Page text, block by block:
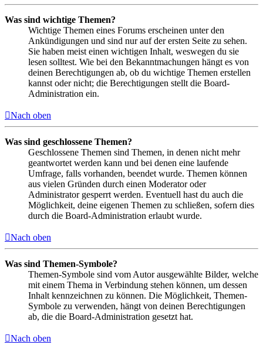
Was sind wichtige Themen?
Wichtige Themen eines Forums erscheinen unter den
Ankündigungen und sind nur auf der ersten Seite zu sehen.
Sie haben meist einen wichtigen Inhalt, weswegen du sie
lesen solltest. Wie bei den Bekanntmachungen hängt es von
deinen Berechtigungen ab, ob du wichtige Themen erstellen
kannst oder nicht; die Berechtigungen stellt die Board-
Administration ein.
Nach oben
Was sind geschlossene Themen?
Geschlossene Themen sind Themen, in denen nicht mehr
geantwortet werden kann und bei denen eine laufende
Umfrage, falls vorhanden, beendet wurde. Themen können
aus vielen Gründen durch einen Moderator oder
Administrator gesperrt werden. Eventuell hast du auch die
Möglichkeit, deine eigenen Themen zu schließen, sofern dies
durch die Board-Administration erlaubt wurde.
Nach oben
Was sind Themen-Symbole?
Themen-Symbole sind vom Autor ausgewählte Bilder, welche
mit einem Thema in Verbindung stehen können, um dessen
Inhalt kennzeichnen zu können. Die Möglichkeit, Themen-
Symbole zu verwenden, hängt von deinen Berechtigungen
ab, die die Board-Administration gesetzt hat.
Nach oben